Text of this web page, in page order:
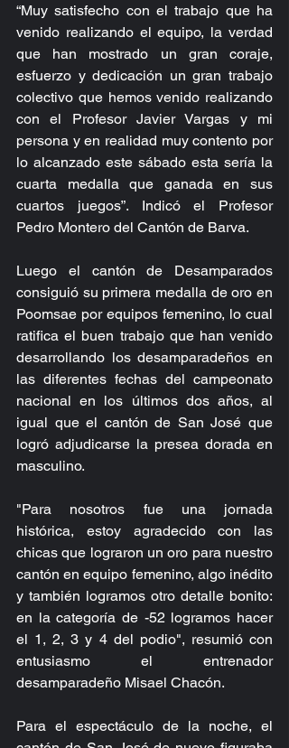
“Muy satisfecho con el trabajo que ha
venido realizando el equipo, la verdad
que han mostrado un gran coraje,
esfuerzo y dedicación un gran trabajo
colectivo que hemos venido realizando
con el Profesor Javier Vargas y mi
persona y en realidad muy contento por
lo alcanzado este sábado esta sería la
cuarta medalla que ganada en sus
cuartos juegos”. Indicó el Profesor
Pedro Montero del Cantón de Barva.
Luego el cantón de Desamparados
consiguió su primera medalla de oro en
Poomsae por equipos femenino, lo cual
ratifica el buen trabajo que han venido
desarrollando los desamparadeños en
las diferentes fechas del campeonato
nacional en los últimos dos años, al
igual que el cantón de San José que
logró adjudicarse la presea dorada en
masculino.
"Para nosotros fue una jornada
histórica, estoy agradecido con las
chicas que lograron un oro para nuestro
cantón en equipo femenino, algo inédito
y también logramos otro detalle bonito:
en la categoría de -52 logramos hacer
el 1, 2, 3 y 4 del podio", resumió con
entusiasmo el entrenador
desamparadeño Misael Chacón.
Para el espectáculo de la noche, el